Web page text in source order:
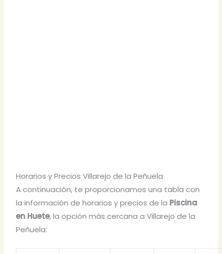
Horarios y Precios Villarejo de la Peñuela
A continuación, te proporcionamos una tabla con
la información de horarios y precios de la Piscina
en Huete, la opción más cercana a Villarejo de la
Peñuela: